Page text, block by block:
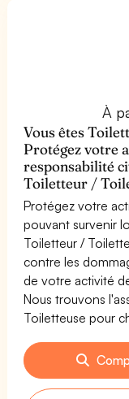
À
Vous êtes
Protégez votre
responsabilité
Toiletteur /
Protégez votre
pouvant survenir
Toiletteur /
contre les
de votre activité
Nous trouvons
Toiletteuse pour